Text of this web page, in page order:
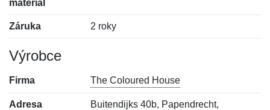
materiál
Záruka 2 roky
Výrobce
Firma The Coloured House
Adresa
Buitendijks 40b, Papendrecht,